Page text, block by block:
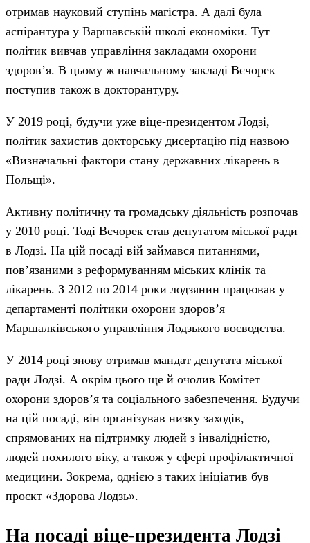
отримав науковий ступінь магістра. А далі була
аспірантура у Варшавській школі економіки. Тут
політик вивчав управління закладами охорони
здоров’я. В цьому ж навчальному закладі Вєчорек
поступив також в докторантуру.
У 2019 році, будучи уже віце-президентом Лодзі,
політик захистив докторську дисертацію під назвою
«Визначальні фактори стану державних лікарень в
Польщі».
Активну політичну та громадську діяльність розпочав
у 2010 році. Тоді Вєчорек став депутатом міської ради
в Лодзі. На цій посаді вій займався питаннями,
пов’язаними з реформуванням міських клінік та
лікарень. З 2012 по 2014 роки лодзянин працював у
департаменті політики охорони здоров’я
Маршалківського управління Лодзького воєводства.
У 2014 році знову отримав мандат депутата міської
ради Лодзі. А окрім цього ще й очолив Комітет
охорони здоров’я та соціального забезпечення. Будучи
на цій посаді, він організував низку заходів,
спрямованих на підтримку людей з інвалідністю,
людей похилого віку, а також у сфері профілактичної
медицини. Зокрема, однією з таких ініціатив був
проєкт «Здорова Лодзь».
На посаді віце-президента Лодзі